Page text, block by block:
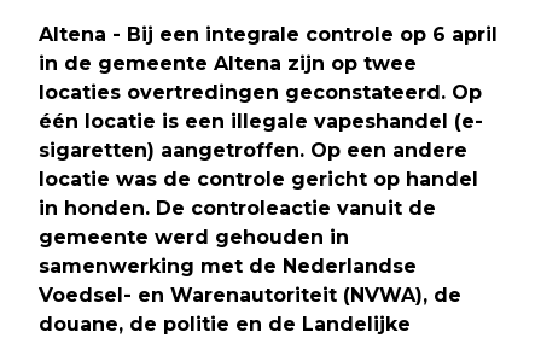
Altena - Bij een integrale controle op 6 april
in de gemeente Altena zijn op twee
locaties overtredingen geconstateerd. Op
één locatie is een illegale vapeshandel (e-
sigaretten) aangetroffen. Op een andere
locatie was de controle gericht op handel
in honden. De controleactie vanuit de
gemeente werd gehouden in
samenwerking met de Nederlandse
Voedsel- en Warenautoriteit (NVWA), de
douane, de politie en de Landelijke